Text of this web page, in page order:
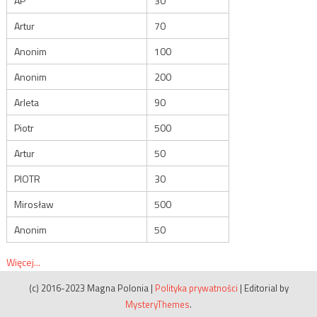
Artur
70
Anonim
100
Anonim
200
Arleta
90
Piotr
500
Artur
50
PIOTR
30
Mirosław
500
Anonim
50
Więcej...
(c) 2016-2023 Magna Polonia | Polityka prywatności | Editorial by
MysteryThemes.